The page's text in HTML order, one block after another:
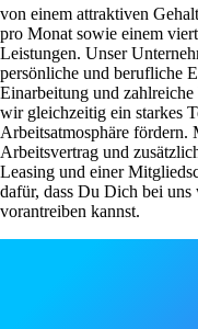
von einem attraktiven
pro Monat sowie einem
Leistungen. Unser
persönliche und berufliche
Einarbeitung und
wir gleichzeitig ein starkes
Arbeitsatmosphäre fördern.
Arbeitsvertrag und
Leasing und einer
dafür, dass Du Dich bei
vorantreiben kannst.